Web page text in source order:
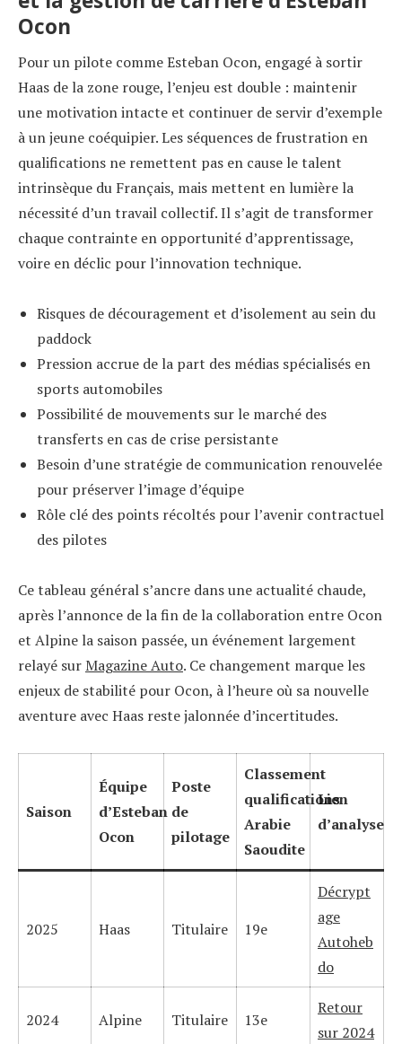
Ocon
Pour un pilote comme Esteban Ocon, engagé à sortir
Haas de la zone rouge, l’enjeu est double : maintenir
une motivation intacte et continuer de servir d’exemple
à un jeune coéquipier. Les séquences de frustration en
qualifications ne remettent pas en cause le talent
intrinsèque du Français, mais mettent en lumière la
nécessité d’un travail collectif. Il s’agit de transformer
chaque contrainte en opportunité d’apprentissage,
voire en déclic pour l’innovation technique.
Risques de découragement et d’isolement au sein du
paddock
Pression accrue de la part des médias spécialisés en
sports automobiles
Possibilité de mouvements sur le marché des
transferts en cas de crise persistante
Besoin d’une stratégie de communication renouvelée
pour préserver l’image d’équipe
Rôle clé des points récoltés pour l’avenir contractuel
des pilotes
Ce tableau général s’ancre dans une actualité chaude,
après l’annonce de la fin de la collaboration entre Ocon
et Alpine la saison passée, un événement largement
relayé surMagazine Auto. Ce changement marque les
enjeux de stabilité pour Ocon, à l’heure où sa nouvelle
aventure avec Haas reste jalonnée d’incertitudes.
Saison
Équipe
d’Esteban
Ocon
Poste
de
pilotage
Classement
qualifications
Arabie
Saoudite
Lien
d’analyse
2025 Haas Titulaire 19e
Décrypt
age
Autoheb
do
2024 Alpine Titulaire 13e
Retour
sur 2024